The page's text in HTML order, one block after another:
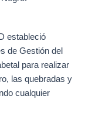
estableció
de Gestión del
para realizar
las quebradas y
cualquier